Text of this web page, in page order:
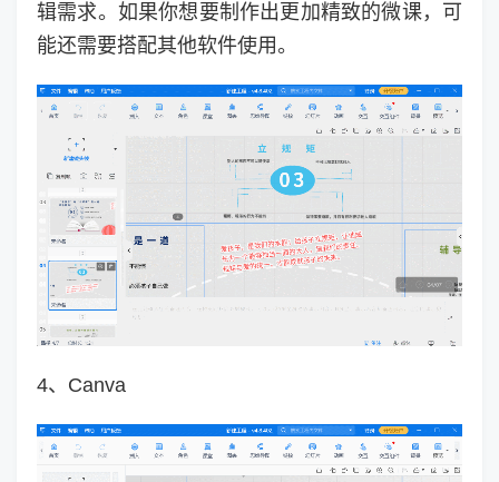
辑需求。如果你想要制作出更加精致的微课，可
能还需要搭配其他软件使用。
4、Canva